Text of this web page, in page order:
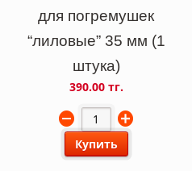
для погремушек
“лиловые” 35 мм (1
штука)
390.00 тг.
Купить